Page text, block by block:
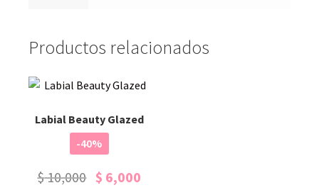
Productos relacionados
Labial Beauty Glazed
-40%
$10,000 $ 6,000